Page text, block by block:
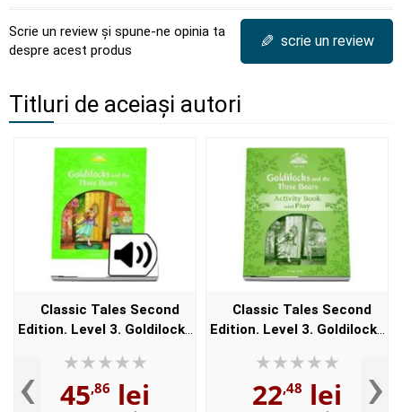
Scrie un review și spune-ne opinia ta
despre acest produs
✎ scrie un review
Titluri de aceiași autori
‹
Classic Tales Second
Edition. Level 3. Goldilocks
Book and Audio Pack
45,86 lei
Classic Tales Second
Edition. Level 3. Goldilocks
Activity Book and Play
22,48 lei ›